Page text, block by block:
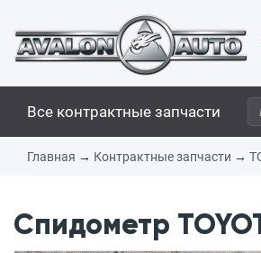
Все контрактные запчасти
Главная → Контрактные запчасти →
Спидометр